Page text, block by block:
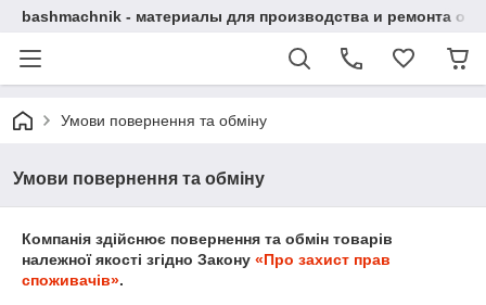
bashmachnik - материалы для производства и ремонта
Умови повернення та обміну
Умови повернення та обміну
Компанія здійснює повернення та обмін товарів
належної якості згідно Закону «Про захист прав
споживачів».